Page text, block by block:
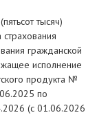
тысяч)
гражданской
исполнение
продукта №
по
(с 01.06.2026